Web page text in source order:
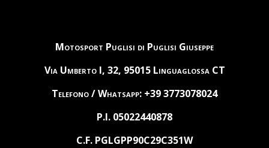
Motosport Puglisi di Puglisi Giuseppe
Via Umberto I, 32, 95015 Linguaglossa CT
Telefono / Whatsapp: +39 3773078024
P.I. 05022440878
C.F. PGLGPP90C29C351W